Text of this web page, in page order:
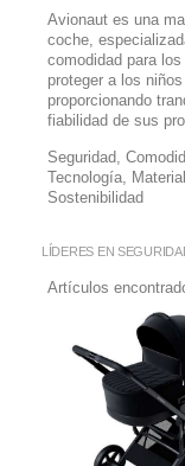
Avionaut es una
coche,
comodidad para
proteger a los
proporcionando
fiabilidad de sus
Seguridad,
Tecnología,
Sostenibilidad
LÍDERES EN
Artículos